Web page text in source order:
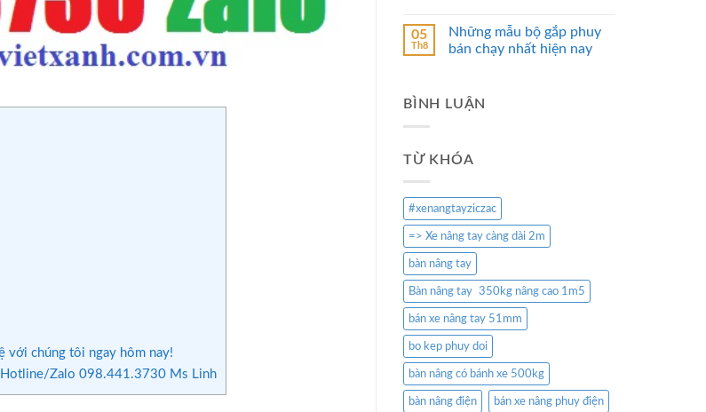
với chúng tôi ngay hôm nay!
Hotline/Zalo 098.441.3730 Ms Linh
05
Th8
Những mẫu bộ gắp phuy
bán chạy nhất hiện nay
BÌNH LUẬN
TỪ KHÓA
#xenangtayziczac
=> Xe nâng tay càng dài 2m
bàn nâng tay
Bàn nâng tay 350kg nâng cao 1m5
bán xe nâng tay 51mm
bo kep phuy doi
bàn nâng có bánh xe 500kg
bàn nâng điện bán xe nâng phuy điện